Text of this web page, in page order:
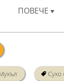
на
позволяват
ПОВЕЧЕ
Сухо